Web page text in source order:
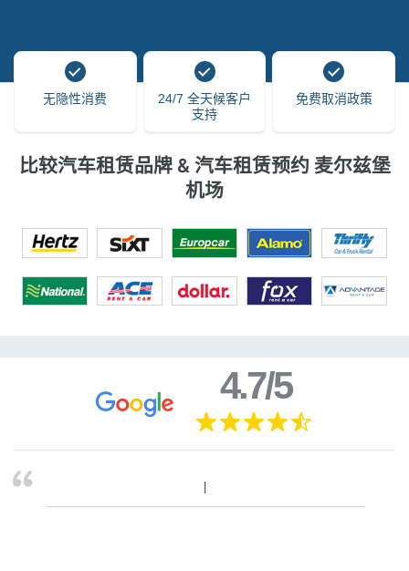
无隐性消费
24/7 全天候客户
支持
免费取消政策
比较汽车租赁品牌 & 汽车租赁预约 麦尔兹堡
机场
4.7/5